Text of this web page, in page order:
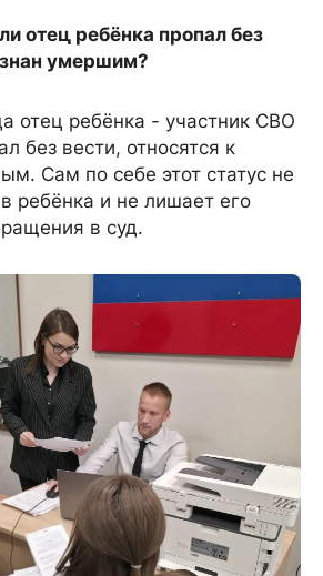
отец ребёнка пропал без
умершим?
отец ребёнка - участник СВО
без вести, относятся к
Сам по себе этот статус не
ребёнка и не лишает его
в суд.